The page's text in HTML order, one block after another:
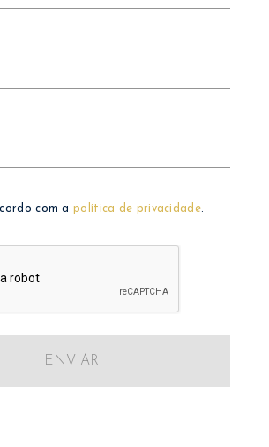
com apolítica de privacidade.
ENVIAR